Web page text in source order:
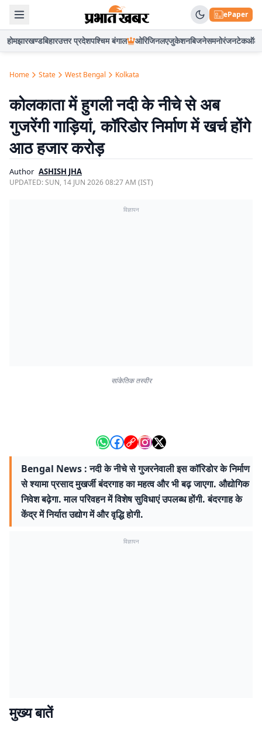
ePaper
होमझारखण्डबिहारउत्तर प्रदेशपश्चिम बंगाल ओरिजिनलएजुकेशनबिजनेसमनोरंजनटेकऑटो
Home State West Bengal Kolkata
कोलकाता में हुगली नदी के नीचे से अब
गुजरेंगी गाड़ियां, कॉरिडोर निर्माण में खर्च होंगे
आठ हजार करोड़
Author ASHISH JHA
UPDATED:SUN, 14 JUN 2026 08:27 AM (IST)
विज्ञापन
सांकेतिक तस्वीर
Bengal News : नदी के नीचे से गुजरनेवाली इस कॉरिडोर के निर्माण
से श्यामा प्रसाद मुखर्जी बंदरगाह का महत्व और भी बढ़ जाएगा. औद्योगिक
निवेश बढ़ेगा. माल परिवहन में विशेष सुविधाएं उपलब्ध होंगी. बंदरगाह के
केंद्र में निर्यात उद्योग में और वृद्धि होगी.
विज्ञापन
मुख्य बातें